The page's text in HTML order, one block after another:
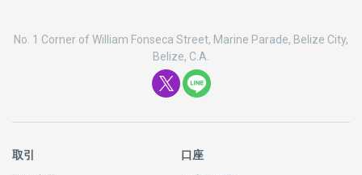
No. 1 Corner of William Fonseca Street, Marine Parade, Belize City,
Belize, C.A.
取引
口座